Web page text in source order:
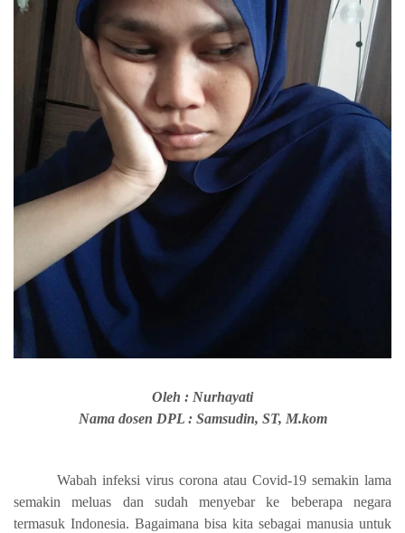
Oleh : Nurhayati
Nama dosen DPL : Samsudin, ST, M.kom
Wabah infeksi virus corona atau Covid-19 semakin lama
semakin meluas dan sudah menyebar ke beberapa negara
termasuk Indonesia. Bagaimana bisa kita sebagai manusia untuk